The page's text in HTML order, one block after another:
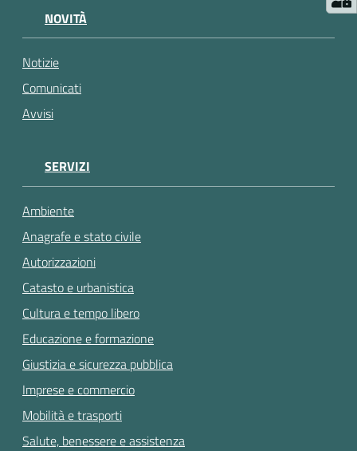
gli
argomenti...
NOVITÀ
Notizie
Comunicati
Avvisi
SERVIZI
Ambiente
Anagrafe e stato civile
Autorizzazioni
Catasto e urbanistica
Cultura e tempo libero
Educazione e formazione
Giustizia e sicurezza pubblica
Imprese e commercio
Mobilità e trasporti
Salute, benessere e assistenza